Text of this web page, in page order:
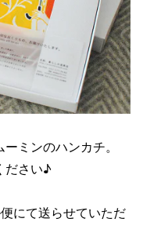
ミンのハンカチ。
ださい♪
にて送らせていただ